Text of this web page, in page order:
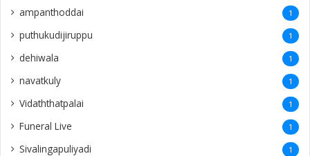
ampanthoddai 1
puthukudijiruppu 1
dehiwala 1
navatkuly 1
Vidaththatpalai 1
Funeral Live 1
Sivalingapuliyadi 1